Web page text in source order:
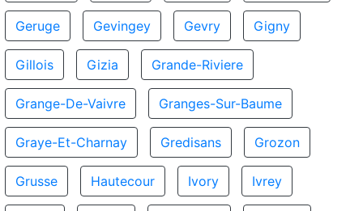
Geruge Gevingey Gevry Gigny
Gillois Gizia Grande-Riviere
Grange-De-Vaivre Granges-Sur-Baume
Graye-Et-Charnay Gredisans Grozon
Grusse Hautecour Ivory Ivrey